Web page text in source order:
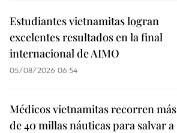
Estudiantes vietnamitas logran
excelentes resultados en la final
internacional de AIMO
05/08/2026 06:54
Médicos vietnamitas recorren más
de 40 millas náuticas para salvar a